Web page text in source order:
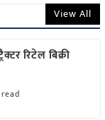
View All
रिटेल बिक्री